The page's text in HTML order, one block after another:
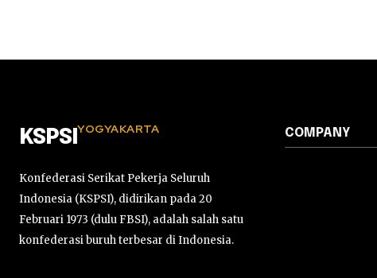
KSPSI YOGYAKARTA
Konfederasi Serikat Pekerja Seluruh
Indonesia (KSPSI), didirikan pada 20
Februari 1973 (dulu FBSI), adalah salah satu
konfederasi buruh terbesar di Indonesia.
COMPANY